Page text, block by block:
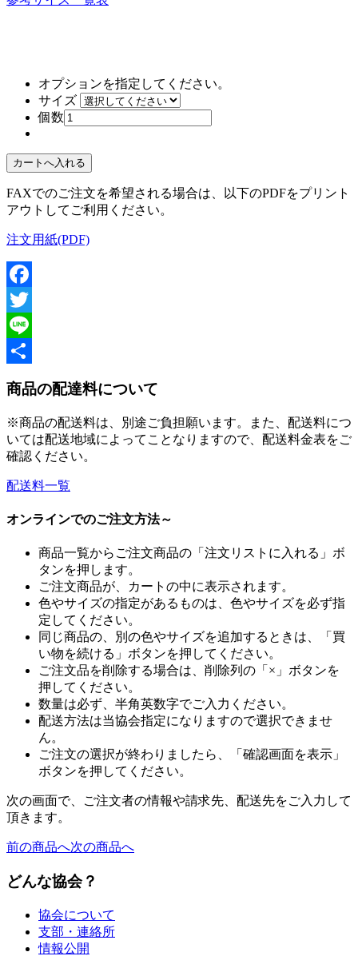
オプションを指定してください。
サイズ
個数
FAXでのご注文を希望される場合は、以下のPDFをプリント
アウトしてご利用ください。
注文用紙(PDF)
Facebook
Twitter
Line
商品の配達料について
※商品の配送料は、別途ご負担願います。また、配送料につ
いては配送地域によってことなりますので、配送料金表をご
確認ください。
配送料一覧
オンラインでのご注文方法～
商品一覧からご注文商品の「注文リストに入れる」ボ
タンを押します。
ご注文商品が、カートの中に表示されます。
色やサイズの指定があるものは、色やサイズを必ず指
定してください。
同じ商品の、別の色やサイズを追加するときは、「買
い物を続ける」ボタンを押してください。
ご注文品を削除する場合は、削除列の「×」ボタンを
押してください。
数量は必ず、半角英数字でご入力ください。
配送方法は当協会指定になりますので選択できませ
ん。
ご注文の選択が終わりましたら、「確認画面を表示」
ボタンを押してください。
次の画面で、ご注文者の情報や請求先、配送先をご入力して
頂きます。
前の商品へ次の商品へ
どんな協会？
協会について
支部・連絡所
情報公開